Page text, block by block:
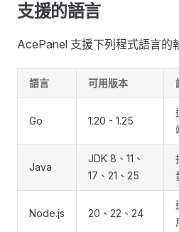
支援的語言
AcePanel 支援下列程式語言的
語言 可用版本
Go 1.20 - 1.25
Java
JDK 8、11、
17、21、25
Node.js 20、22、24